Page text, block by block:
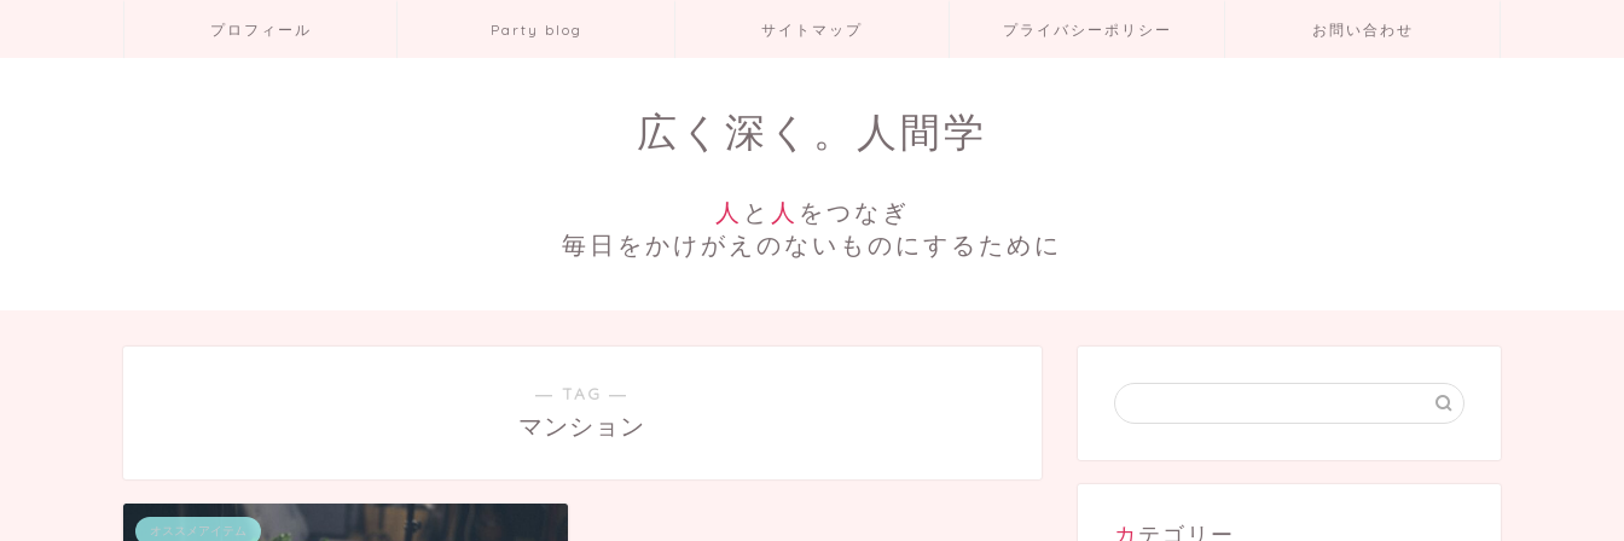
プロフィール Party blog サイトマップ プライバシーポリシー お問い合わせ
広く深く。人間学
人 と 人 をつなぎ
毎日をかけがえのないものにするために
― TAG ―
マンション
オススメアイテム カテゴリー